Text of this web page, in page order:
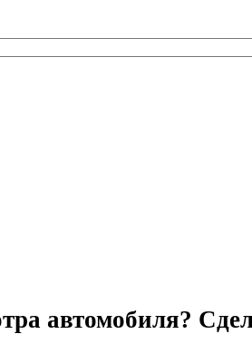
автомобиля?